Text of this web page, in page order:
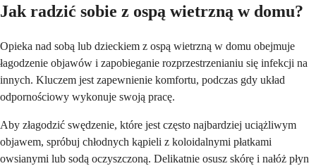
Jak radzić sobie z ospą wietrzną w domu?
Opieka nad sobą lub dzieckiem z ospą wietrzną w domu obejmuje
łagodzenie objawów i zapobieganie rozprzestrzenianiu się infekcji na
innych. Kluczem jest zapewnienie komfortu, podczas gdy układ
odpornościowy wykonuje swoją pracę.
Aby złagodzić swędzenie, które jest często najbardziej uciążliwym
objawem, spróbuj chłodnych kąpieli z koloidalnymi płatkami
owsianymi lub sodą oczyszczoną. Delikatnie osusz skórę i nałóż płyn